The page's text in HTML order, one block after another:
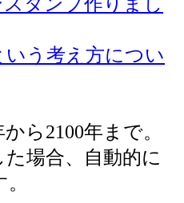
いう考え方につい
ら2100年まで。
場合、自動的に